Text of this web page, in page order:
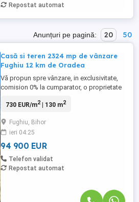
Repostat automat
Anunțuri pe pagină: 20 50
Casă si teren 2324 mp de vânzare
Fughiu 12 km de Oradea
Vă propun spre vânzare, in exclusivitate,
comision 0% la cumparator, o proprietate
minute de Oradea, potrivită pentru cei care
conditii ca la oras, pentru o viața de
familie implinita. Proprietatea este
compusa din ...
730 EUR/m2| 130 m2
Fughiu, Bihor
ieri 04:25
94 900 EUR
Telefon validat
Repostat automat